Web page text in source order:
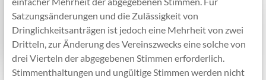
Satzungsänderungen und die Zulässigkeit von
Dringlichkeitsanträgen ist jedoch eine Mehrheit von zwei
Dritteln, zur Änderung des Vereinszwecks eine solche von
drei Vierteln der abgegebenen Stimmen erforderlich.
Stimmenthaltungen und ungültige Stimmen werden nicht